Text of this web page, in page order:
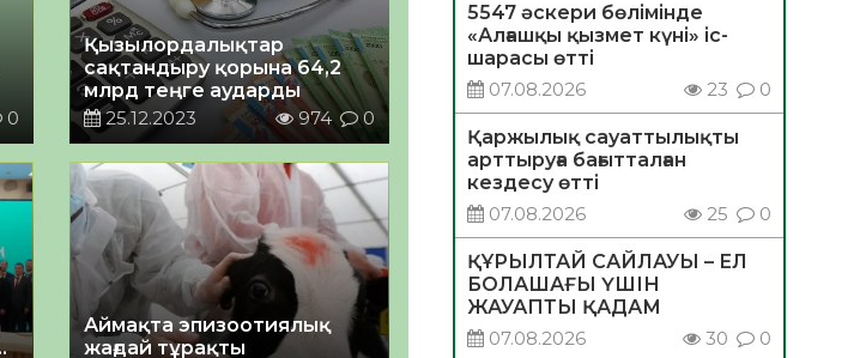
0
Қызылордалықтар
сақтандыру қорына 64,2
млрд теңге аударды
25.12.2023
974 0
Аймақта эпизоотиялық
жағдай тұрақты
5547 әскери бөлімінде
«Алғашқы қызмет күні» іс-
шарасы өтті
07.08.2026
23 0
Қаржылық сауаттылықты
арттыруға бағытталған
кездесу өтті
07.08.2026
25 0
ҚҰРЫЛТАЙ САЙЛАУЫ – ЕЛ
БОЛАШАҒЫ ҮШІН
ЖАУАПТЫ ҚАДАМ
07.08.2026
30 0